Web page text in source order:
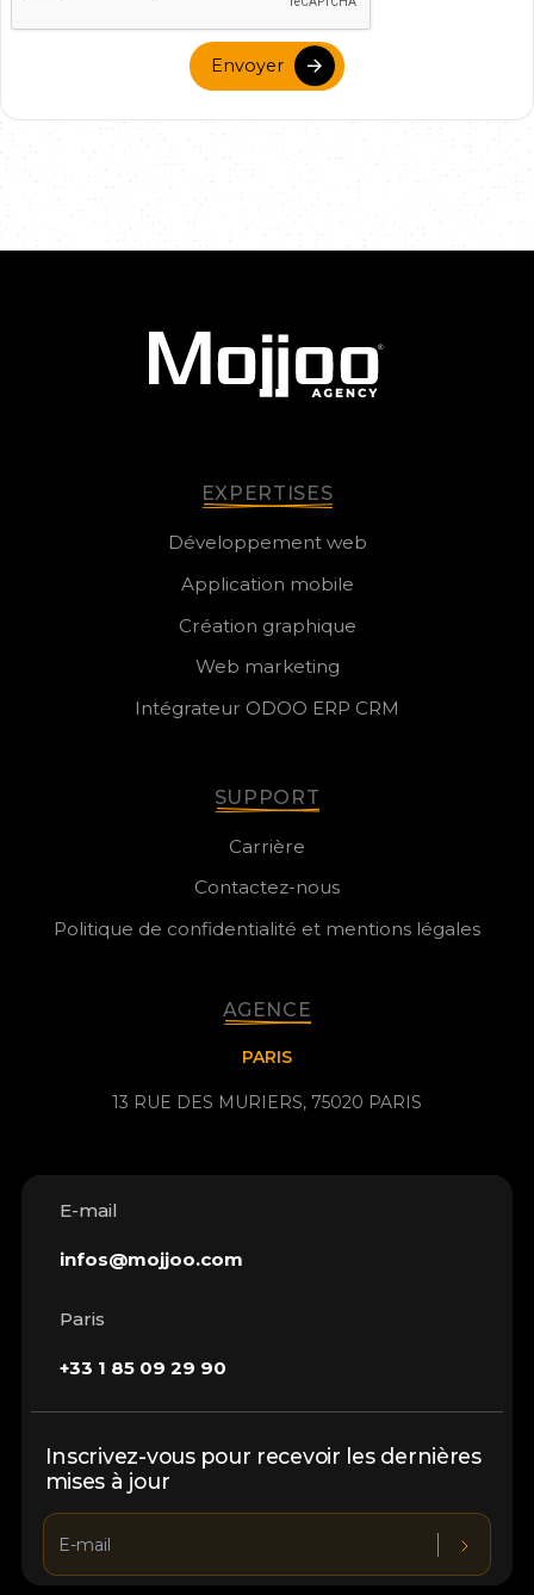
Envoyer
EXPERTISES
Développement web
Application mobile
Création graphique
Web marketing
Intégrateur ODOO ERP CRM
SUPPORT
Carrière
Contactez-nous
Politique de confidentialité et mentions légales
AGENCE
PARIS
13 RUE DES MURIERS, 75020 PARIS
E-mail
infos@mojjoo.com
Paris
+33 1 85 09 29 90
Inscrivez-vous pour recevoir les dernières
mises à jour